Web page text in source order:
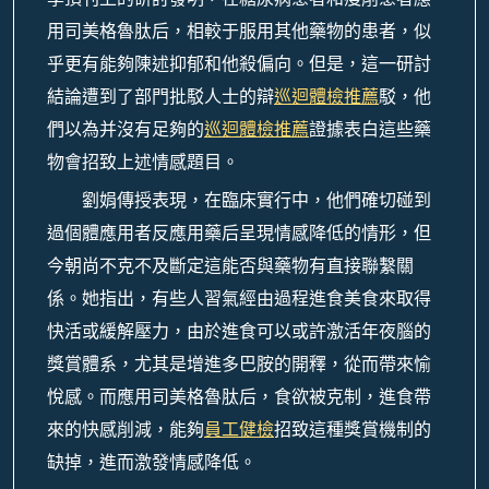
用司美格魯肽后，相較于服用其他藥物的患者，似
乎更有能夠陳述抑郁和他殺偏向。但是，這一研討
結論遭到了部門批駁人士的辯巡迴體檢推薦駁，他
們以為并沒有足夠的巡迴體檢推薦證據表白這些藥
物會招致上述情感題目。
劉娟傳授表現，在臨床實行中，他們確切碰到
過個體應用者反應用藥后呈現情感降低的情形，但
今朝尚不克不及斷定這能否與藥物有直接聯繫關
係。她指出，有些人習氣經由過程進食美食來取得
快活或緩解壓力，由於進食可以或許激活年夜腦的
獎賞體系，尤其是增進多巴胺的開釋，從而帶來愉
悅感。而應用司美格魯肽后，食欲被克制，進食帶
來的快感削減，能夠員工健檢招致這種獎賞機制的
缺掉，進而激發情感降低。